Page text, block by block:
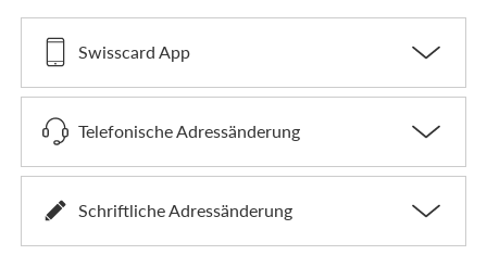
Swisscard App
Telefonische Adressänderung
Schriftliche Adressänderung